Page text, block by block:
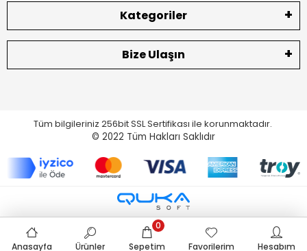
Kategoriler
Bize Ulaşın
Tüm bilgileriniz 256bit SSL Sertifikası ile korunmaktadır.
© 2022 Tüm Hakları Saklıdır
Anasayfa Ürünler Sepetim
0
Favorilerim
Hesabım